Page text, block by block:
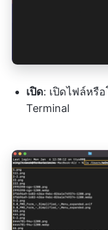
เปิด: เปิดไฟล์หรื
Terminal